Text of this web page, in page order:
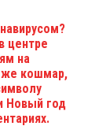
центре
на
же кошмар,
Новый год